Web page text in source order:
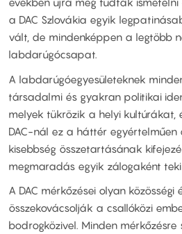
a DAC Szlovákia egyik
vált, de mindenképpen a legtöbb
labdarúgócsapat.
A labdarúgóegyesületeknek
társadalmi és gyakran politikai
melyek tükrözik a helyi kultúrákat,
DAC-nál ez a háttér
kisebbség összetartásának
megmaradás egyik zálogaként
A DAC mérkőzései olyan közösségi
összekovácsolják a csallóközi
bodrogközivel. Minden